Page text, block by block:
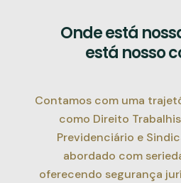
Onde está
está nosso
Contamos com uma
como Direito
Previdenciário e
abordado com
oferecendo segurança